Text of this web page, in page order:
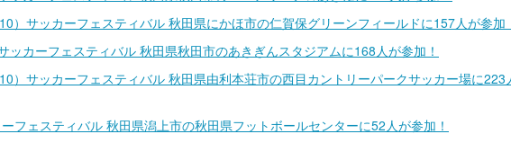
）サッカーフェスティバル 秋田県にかほ市の仁賀保グリーンフィールドに157人が参加
ッカーフェスティバル 秋田県秋田市のあきぎんスタジアムに168人が参加！
）サッカーフェスティバル 秋田県由利本荘市の西目カントリーパークサッカー場に223
フェスティバル 秋田県潟上市の秋田県フットボールセンターに52人が参加！